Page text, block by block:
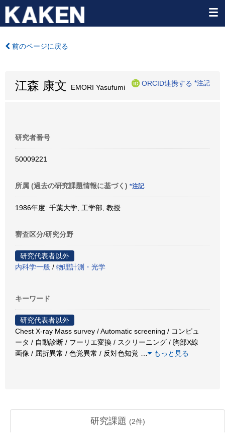
前のページに戻る
江森 康文 EMORI Yasufumi
ORCID連携する *注記
研究者番号
50009221
所属 (過去の研究課題情報に基づく) *注記
1986年度: 千葉大学, 工学部, 教授
審査区分/研究分野
研究代表者以外
内科学一般 / 物理計測・光学
キーワード
研究代表者以外
Chest X-ray Mass survey / Automatic screening / コンピュ
ータ / 自動診断 / フーリエ変換 / スクリーニング / 胸部X線
画像 / 屈折異常 / 色覚異常 / 反対色知覚
もっと見る
研究課題 (2件)